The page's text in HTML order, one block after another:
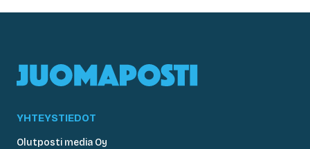
YHTEYSTIEDOT
Olutposti media Oy